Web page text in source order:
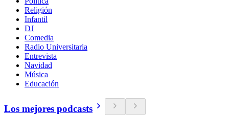
Religión
Infantil
DJ
Comedia
Radio Universitaria
Entrevista
Navidad
Música
Educación
Los mejores podcasts